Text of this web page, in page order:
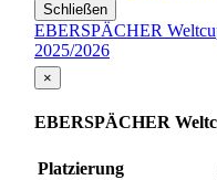
Schließen
EBERSPÄCHER
2025/2026
×
EBERSPÄCHER
Platzierung